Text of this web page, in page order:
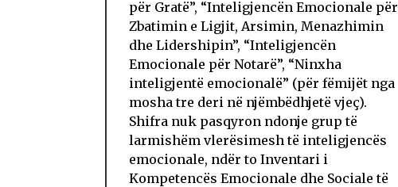
për Gratë”, “Inteligjencën Emocionale për
Zbatimin e Ligjit, Arsimin, Menazhimin
dhe Lidershipin”, “Inteligjencën
Emocionale për Notarë”, “Ninxha
inteligjentë emocionalë” (për fëmijët nga
mosha tre deri në njëmbëdhjetë vjeç).
Shifra nuk pasqyron ndonje grup të
larmishëm vlerësimesh të inteligjencës
emocionale, ndër to Inventari i
Kompetencës Emocionale dhe Sociale të